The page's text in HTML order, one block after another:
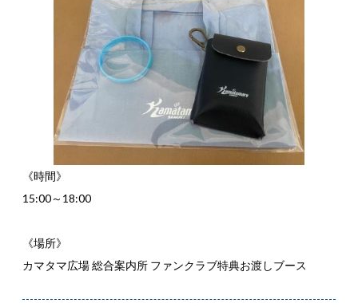
《時間》
15:00～18:00
《場所》
カマタマ広場 総合案内所 ファンクラブ特典お渡しブース